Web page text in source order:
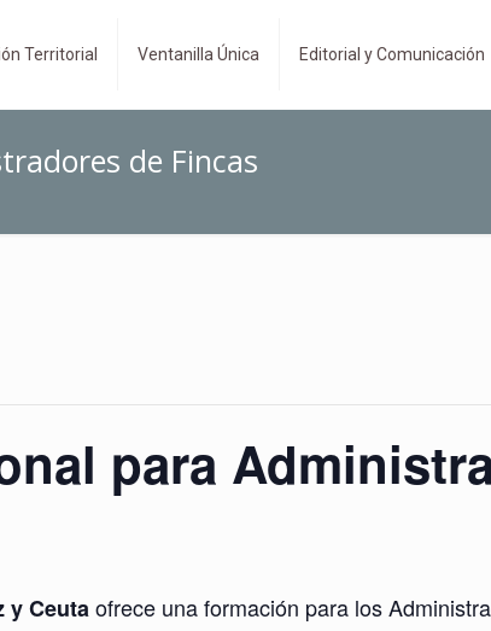
Territorial Ventanilla Única Editorial y Comunicación
de Fincas
para
y Ceutaofrece una formación para los